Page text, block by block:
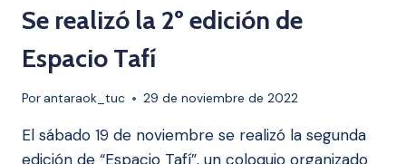
Se realizó la 2º edición de
Espacio Tafí
Por antaraok_tuc 29 de noviembre de 2022
El sábado 19 de noviembre se realizó la segunda
edición de “Espacio Tafí”, un coloquio organizado